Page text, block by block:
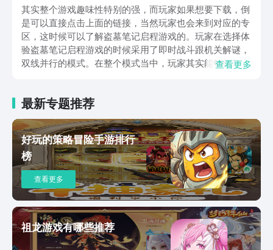
其实整个游戏趣味性特别的强，而玩家如果想要下载，倒
是可以直接点击上面的链接，当然玩家也会来到对应的专
区，这时候可以了解盗墓笔记启程游戏的。玩家在选择体
验盗墓笔记启程游戏的时候采用了即时战斗跟机关解谜，
双线并行的模式。在整个模式当中，玩家其实能够组建4
才能够破解动态的机关，其实在整个游戏当中，会涉及到
较多的怪物，这个怪物其实在原著当中也有所体现。玩家
在体验该游戏的时候，仿佛自己身临其境。大部分玩家在
选择体验盗墓笔记启程游戏的时候，除了要了解主线剧情
以外，还需要深入的去拍卖行，知道自己所需要的资源，
当然玩家也可以尝试古玩交易。虽然说这些在原著当中都
有所体现，目前也直接加入到了游戏环节，所以玩家在探
索家族往事的时候，慢慢的也就了解了整个盗墓的世界到
底怎么样。不得不说，盗墓笔记启程游戏受到了大家的欢
迎，主要是它采用了虚幻四引擎打造。整个游戏的画面呈
现的是电影级别，而游戏当中所涉及到的每一处场景，都
查看更多
最新专题推荐
好玩的策略冒险手游排行
榜
查看更多
祖龙游戏有哪些推荐